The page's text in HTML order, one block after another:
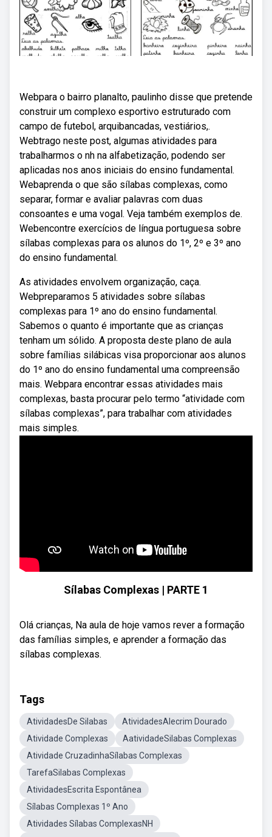
Webpara o bairro planalto, paulinho disse que pretende
construir um complexo esportivo estruturado com
campo de futebol, arquibancadas, vestiários,.
Webtrago neste post, algumas atividades para
trabalharmos o nh na alfabetização, podendo ser
aplicadas nos anos iniciais do ensino fundamental.
Webaprenda o que são sílabas complexas, como
separar, formar e avaliar palavras com duas
consoantes e uma vogal. Veja também exemplos de.
Webencontre exercícios de língua portuguesa sobre
sílabas complexas para os alunos do 1º, 2º e 3º ano
do ensino fundamental.
As atividades envolvem organização, caça.
Webpreparamos 5 atividades sobre sílabas
complexas para 1º ano do ensino fundamental.
Sabemos o quanto é importante que as crianças
tenham um sólido. A proposta deste plano de aula
sobre famílias silábicas visa proporcionar aos alunos
do 1º ano do ensino fundamental uma compreensão
mais. Webpara encontrar essas atividades mais
complexas, basta procurar pelo termo “atividade com
sílabas complexas”, para trabalhar com atividades
mais simples.
Sílabas Complexas | PARTE 1
Olá crianças, Na aula de hoje vamos rever a formação
das famílias simples, e aprender a formação das
sílabas complexas.
Tags
AtividadesDe Silabas
AtividadesAlecrim Dourado
Atividade Complexas
AatividadeSilabas Complexas
Atividade CruzadinhaSílabas Complexas
TarefaSilabas Complexas
AtividadesEscrita Espontânea
Sílabas Complexas 1º Ano
Atividades Sílabas ComplexasNH